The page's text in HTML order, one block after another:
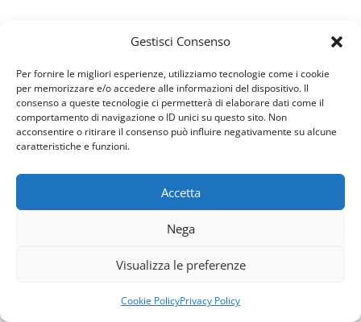
Gestisci Consenso
Per fornire le migliori esperienze, utilizziamo tecnologie come i cookie
per memorizzare e/o accedere alle informazioni del dispositivo. Il
consenso a queste tecnologie ci permetterà di elaborare dati come il
comportamento di navigazione o ID unici su questo sito. Non
acconsentire o ritirare il consenso può influire negativamente su alcune
caratteristiche e funzioni.
Accetta
Nega
Visualizza le preferenze
Cookie PolicyPrivacy Policy
Usiamo i cookie per fornirti la miglior esperienza d'uso e
navigazione sul nostro sito web.
usiamo sul sito o disabilitarli nelleimpostazioni
Rifiuta